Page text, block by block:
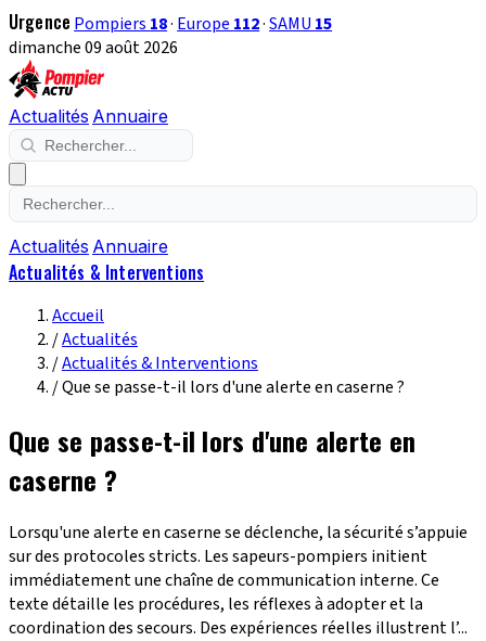
Urgence Pompiers 18· Europe 112·SAMU 15
dimanche 09 août 2026
Actualités Annuaire
Actualités Annuaire
Actualités & Interventions
Accueil
/Actualités
/Actualités & Interventions
/Que se passe-t-il lors d'une alerte en caserne ?
Que se passe-t-il lors d'une alerte en
caserne ?
Lorsqu'une alerte en caserne se déclenche, la sécurité s’appuie
sur des protocoles stricts. Les sapeurs-pompiers initient
immédiatement une chaîne de communication interne. Ce
texte détaille les procédures, les réflexes à adopter et la
coordination des secours. Des expériences réelles illustrent l’...